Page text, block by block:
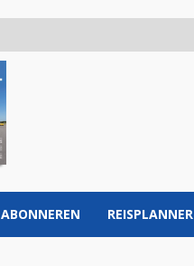
ABONNEREN REISPLANNER